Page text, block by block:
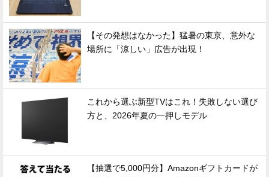
【その発想はなかった】猛暑の東京、意外な
場所に「涼しい」広告が出現！
これから選ぶ新型TVはこれ！失敗しない選び
方と、2026年夏の一押しモデル
【抽選で5,000円分】Amazonギフトカードが